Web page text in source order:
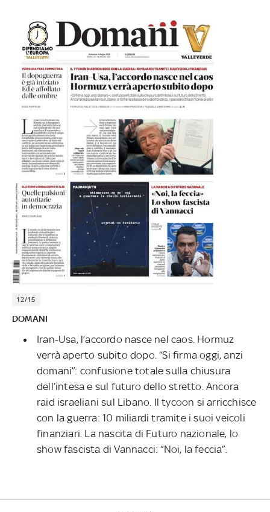
12/15
DOMANI
Iran-Usa, l’accordo nasce nel caos. Hormuz
verrà aperto subito dopo. “Si firma oggi, anzi
domani”: confusione totale sulla chiusura
dell’intesa e sul futuro dello stretto. Ancora
raid israeliani sul Libano. Il tycoon si arricchisce
con la guerra: 10 miliardi tramite i suoi veicoli
finanziari. La nascita di Futuro nazionale, lo
show fascista di Vannacci: “Noi, la feccia”.